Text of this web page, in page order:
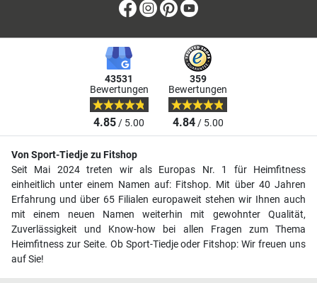
Facebook
Instagram
Pinterest
43531
Bewertungen
4.85/ 5.00
359
Bewertungen
4.84/ 5.00
Von Sport-Tiedje zu Fitshop
Seit Mai 2024 treten wir als Europas Nr. 1 für Heimfitness
einheitlich unter einem Namen auf: Fitshop. Mit über 40 Jahren
Erfahrung und über 65 Filialen europaweit stehen wir Ihnen auch
mit einem neuen Namen weiterhin mit gewohnter Qualität,
Zuverlässigkeit und Know-how bei allen Fragen zum Thema
Heimfitness zur Seite. Ob Sport-Tiedje oder Fitshop: Wir freuen uns
auf Sie!